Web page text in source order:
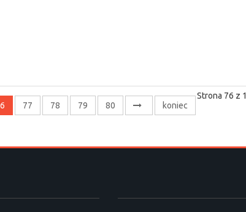
Strona 76 z
77 78 79 80 koniec